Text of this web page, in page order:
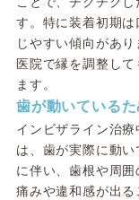
す。特に装着初期
じやすい傾向があ
医院で縁を調整し
ます。
歯が動いているた
インビザライン治
は、歯が実際に動
に伴い、歯根や周
痛みや違和感が出